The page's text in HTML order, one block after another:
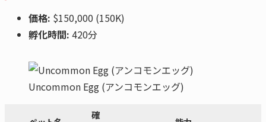
価格: $150,000 (150K)
孵化時間: 420分
Uncommon Egg (アンコモンエッグ)
確